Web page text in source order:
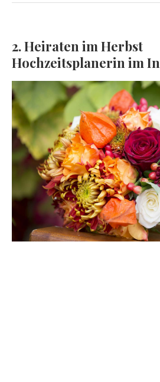
2. Heiraten im Herbst
Hochzeitsplanerin im